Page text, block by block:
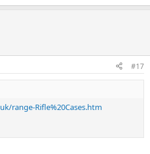
#17
range-Rifle%20Cases.htm